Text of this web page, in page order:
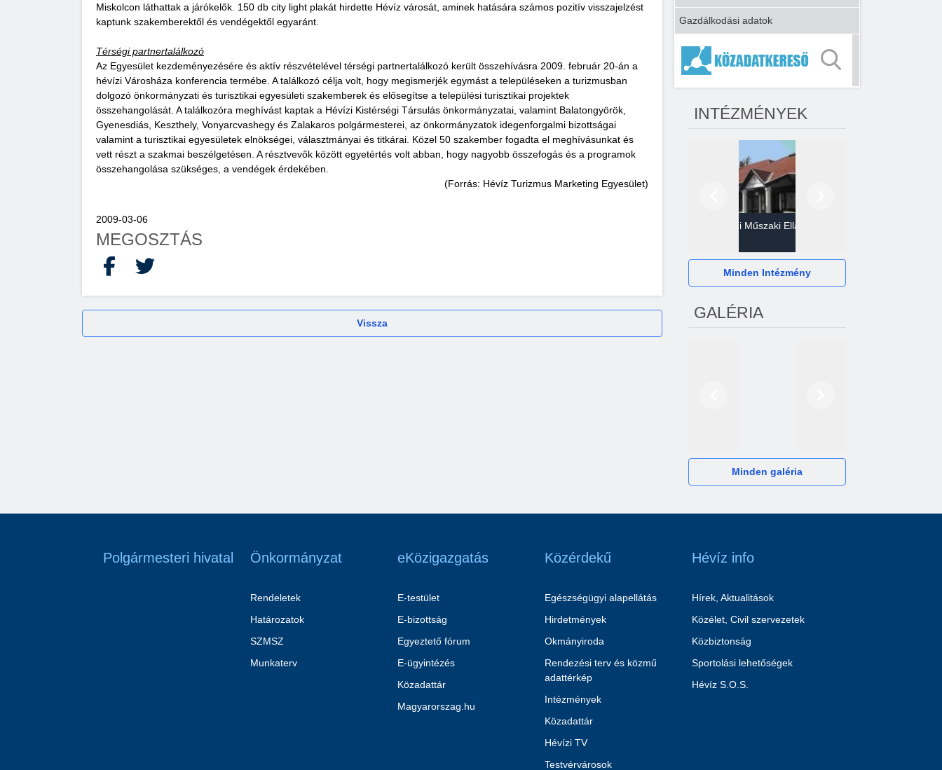
Miskolcon láthattak a járókelők. 150 db city light plakát hirdette Hévíz városát, aminek hatására számos pozitív visszajelzést
kaptunk szakemberektől és vendégektől egyaránt.
Térségi partnertalálkozó
Az Egyesület kezdeményezésére és aktív részvételével térségi partnertalálkozó került összehívásra 2009. február 20-án a
hévízi Városháza konferencia termébe. A találkozó célja volt, hogy megismerjék egymást a településeken a turizmusban
dolgozó önkormányzati és turisztikai egyesületi szakemberek és elősegítse a települési turisztikai projektek
összehangolását. A találkozóra meghívást kaptak a Hévízi Kistérségi Társulás önkormányzatai, valamint Balatongyörök,
Gyenesdiás, Keszthely, Vonyarcvashegy és Zalakaros polgármesterei, az önkormányzatok idegenforgalmi bizottságai
valamint a turisztikai egyesületek elnökségei, választmányai és titkárai. Közel 50 szakember fogadta el meghívásunkat és
vett részt a szakmai beszélgetésen. A résztvevők között egyetértés volt abban, hogy nagyobb összefogás és a programok
összehangolása szükséges, a vendégek érdekében.
(Forrás: Hévíz Turizmus Marketing Egyesület)
2009-03-06
MEGOSZTÁS
Facebook
X
Vissza
Gazdálkodási adatok
INTÉZMÉNYEK
Gazdasági Műszaki Ellátó
Minden Intézmény
GALÉRIA
Minden galéria
Polgármesteri hivatal Önkormányzat
Rendeletek
Határozatok
SZMSZ
Munkaterv
eKözigazgatás
E-testület
E-bizottság
Egyeztető fórum
E-ügyintézés
Közadattár
Magyarorszag.hu
Közérdekű
Egészségügyi alapellátás
Hirdetmények
Okmányiroda
Rendezési terv és közmű
adattérkép
Intézmények
Közadattár
Hévízi TV
Testvérvárosok
Hévíz info
Hírek, Aktualitások
Közélet, Civil szervezetek
Közbiztonság
Sportolási lehetőségek
Hévíz S.O.S.